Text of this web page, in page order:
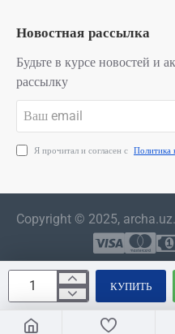
КУПИТЬ
Новостная рассылка
Будьте в курсе новостей и
рассылку
email
Я прочитал и согласен с Политика
Copyright © 2025,